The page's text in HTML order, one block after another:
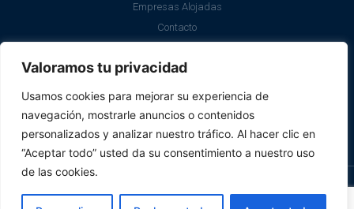
Valoramos tu privacidad
Usamos cookies para mejorar su experiencia de
navegación, mostrarle anuncios o contenidos
personalizados y analizar nuestro tráfico. Al hacer clic en
“Aceptar todo” usted da su consentimiento a nuestro uso
de las cookies.
Empresas Alojadas
Contacto
Aviso Legal
Política de Cookies
SII
© Promálaga 2026